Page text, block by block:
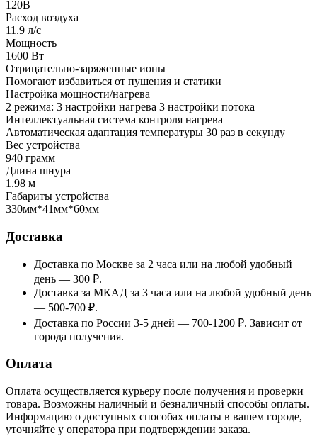
120В
Расход воздуха
11.9 л/с
Мощность
1600 Вт
Отрицательно-заряженные ионы
Помогают избавиться от пушения и статики
Настройка мощности/нагрева
2 режима: 3 настройки нагрева 3 настройки потока
Интеллектуальная система контроля нагрева
Автоматическая адаптация температуры 30 раз в секунду
Вес устройства
940 грамм
Длина шнура
1.98 м
Габариты устройства
330мм*41мм*60мм
Доставка
Доставка по Москве за 2 часа или на любой удобный
день — 300 ₽.
Доставка за МКАД за 3 часа или на любой удобный день
— 500-700 ₽.
Доставка по России 3-5 дней — 700-1200 ₽. Зависит от
города получения.
Оплата
Оплата осуществляется курьеру после получения и проверки
товара. Возможны наличный и безналичный способы оплаты.
Информацию о доступных способах оплаты в вашем городе,
уточняйте у оператора при подтверждении заказа.